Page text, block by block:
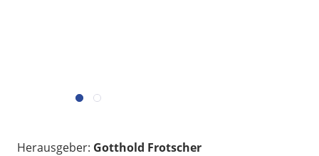
Herausgeber: Gotthold Frotscher